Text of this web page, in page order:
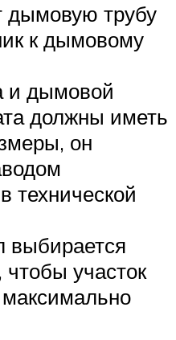
дымовую трубу
к дымовому
и дымовой
должны иметь
он
технической
выбирается
участок